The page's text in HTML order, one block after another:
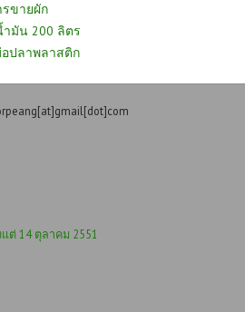
ขายผัก
ำมัน 200 ลิตร
ปลาพลาสติก
ต่ 14 ตุลาคม 2551